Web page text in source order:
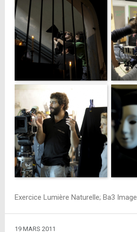
Exercice Lumière Naturelle; Ba3 Image
19 MARS 2011